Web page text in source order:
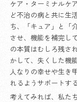
ケア・ターミナルケ
ど不治の病と共に生
ち、「キュア」と「
させ、機能を補完し
の本質はむしろ残さ
かして、失くした機
人なりの幸せや生き
れるようサポートす
考えてみれば、私た